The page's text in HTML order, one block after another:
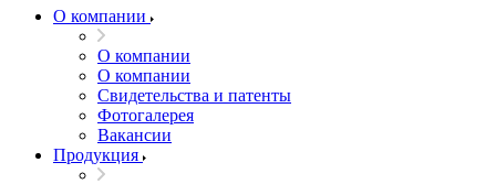
О компании
О компании
О компании
Свидетельства и патенты
Фотогалерея
Вакансии
Продукция